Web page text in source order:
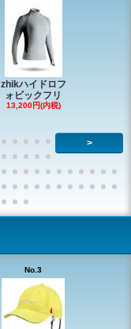
zhikハイドロフ
ォビックフリ
13,200円(内税)
>
No.3